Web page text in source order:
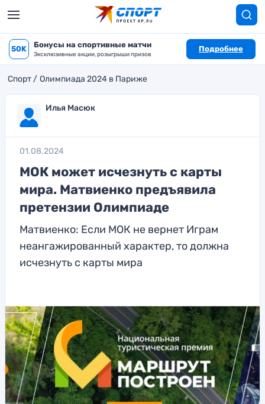
50K Бонусы на спортивные матчи
Эксклюзивные акции, розыгрыши призов
Подробнее
Спорт Олимпиада 2024 в Париже
Илья Масюк
01.08.2024
МОК может исчезнуть с карты
мира. Матвиенко предъявила
претензии Олимпиаде
Матвиенко: Если МОК не вернет Играм
неангажированный характер, то должна
исчезнуть с карты мира